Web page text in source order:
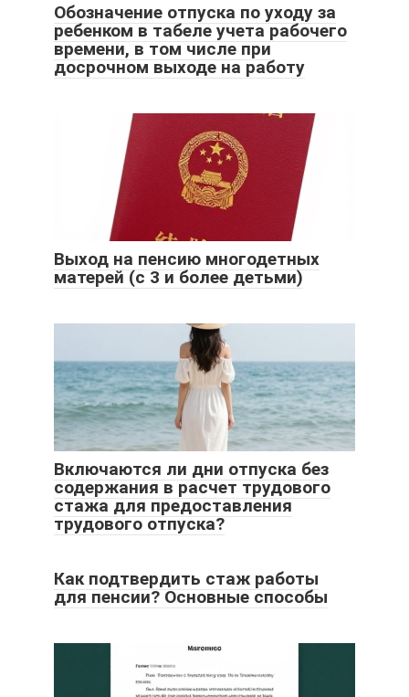
Обозначение отпуска по уходу за
ребенком в табеле учета рабочего
времени, в том числе при
досрочном выходе на работу
Выход на пенсию многодетных
матерей (с 3 и более детьми)
Включаются ли дни отпуска без
содержания в расчет трудового
стажа для предоставления
трудового отпуска?
Как подтвердить стаж работы
для пенсии? Основные способы